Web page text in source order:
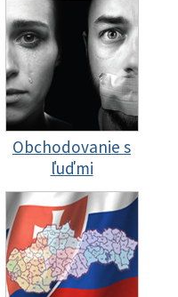
Obchodovanie s
ľuďmi